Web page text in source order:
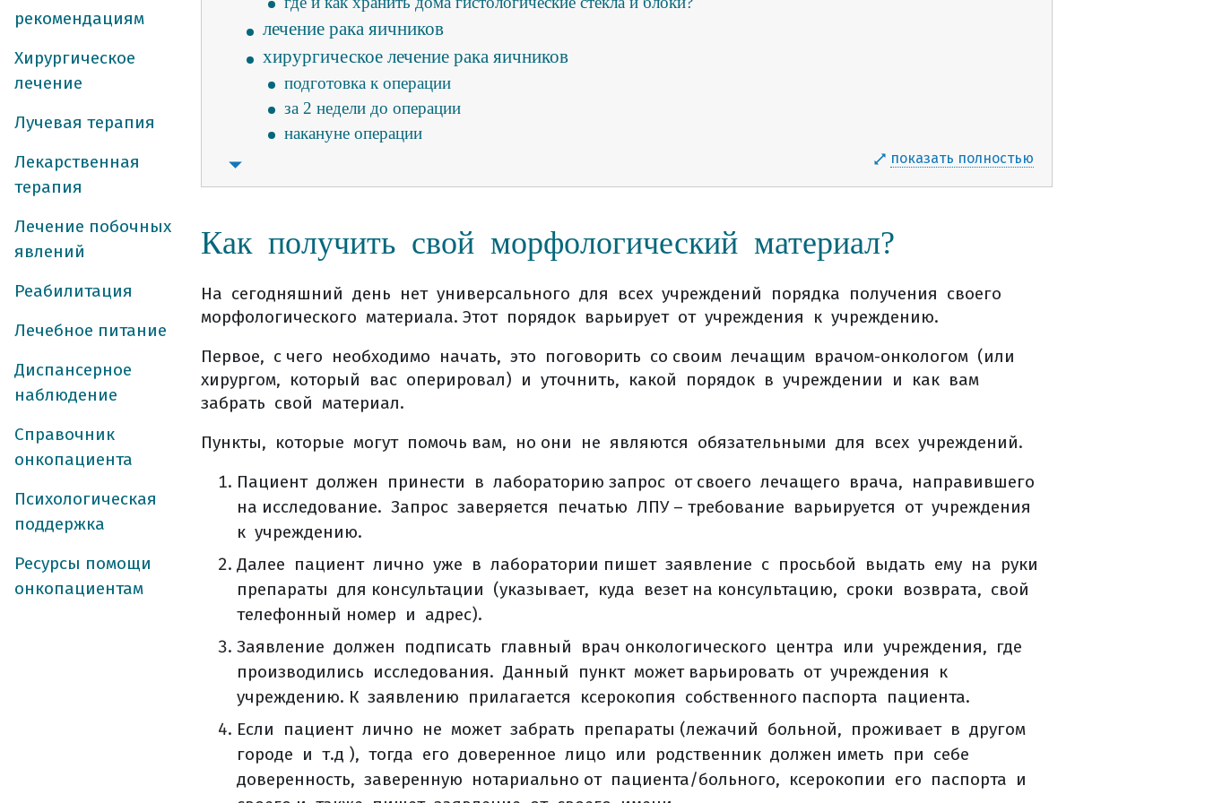
рекомендациям
Хирургическое
лечение
Лучевая терапия
Лекарственная
терапия
Лечение побочных
явлений
Реабилитация
Лечебное питание
Диспансерное
наблюдение
Справочник
онкопациента
Психологическая
поддержка
Ресурсы помощи
онкопациентам
лечение рака яичников
хирургическое лечение рака яичников
подготовка к операции
за 2 недели до операции
накануне операции
сразу после операции (в реанимации)
особенности питания после пангистерэктомии
в больничной палате
какие могут быть осложнения после расширенной экстирпации матки с придатками, резекции
большого сальника?
лечебное питание (общая информация)
потребление жидкости во время лечения
что можно и нужно есть
общие правила питания во время лечения
как проходит дистанционная лучевая терапия при ря?
какие возможны нежелательные последствия лучевой терапии?
лучевая терапия (общая информация)
виды лучевой терапии
дистанционная лучевая терапия
контактная лучевая терапия (брахитерапия)
3d конформная лучевая терапия
лучевая терапия, моделированная по интенсивности (imrt)
лучевая терапия, корректируемая по изображениям (igrt)
стереотаксическая радиохирургия (срх)
общие противопоказания к лучевой терапии
показать полностью
Как получить свой морфологический материал?
На сегодняшний день нет универсального для всех учреждений порядка получения своего
морфологического материала. Этот порядок варьирует от учреждения к учреждению.
Первое, с чего необходимо начать, это поговорить со своим лечащим врачом-онкологом (или
хирургом, который вас оперировал) и уточнить, какой порядок в учреждении и как вам
забрать свой материал.
Пункты, которые могут помочь вам, но они не являются обязательными для всех учреждений.
Пациент должен принести в лабораторию запрос от своего лечащего врача, направившего
на исследование. Запрос заверяется печатью ЛПУ – требование варьируется от учреждения
к учреждению.
Далее пациент лично уже в лаборатории пишет заявление с просьбой выдать ему на руки
препараты для консультации (указывает, куда везет на консультацию, сроки возврата, свой
телефонный номер и адрес).
Заявление должен подписать главный врач онкологического центра или учреждения, где
производились исследования. Данный пункт может варьировать от учреждения к
учреждению. К заявлению прилагается ксерокопия собственного паспорта пациента.
Если пациент лично не может забрать препараты (лежачий больной, проживает в другом
городе и т.д ), тогда его доверенное лицо или родственник должен иметь при себе
доверенность, заверенную нотариально от пациента/больного, ксерокопии его паспорта и